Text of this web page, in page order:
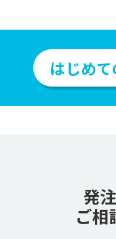
はじめ
発
ご相